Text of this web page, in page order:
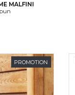
MALFINI
PROMOTION